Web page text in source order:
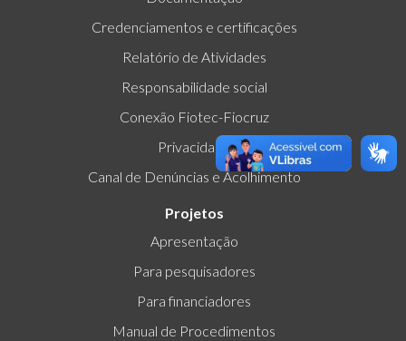
Credenciamentos e certificações
Relatório de Atividades
Responsabilidade social
Conexão Fiotec-Fiocruz
Privacidade
Canal de Denúncias e Acolhimento
Projetos
Apresentação
Para pesquisadores
Para financiadores
Manual de Procedimentos